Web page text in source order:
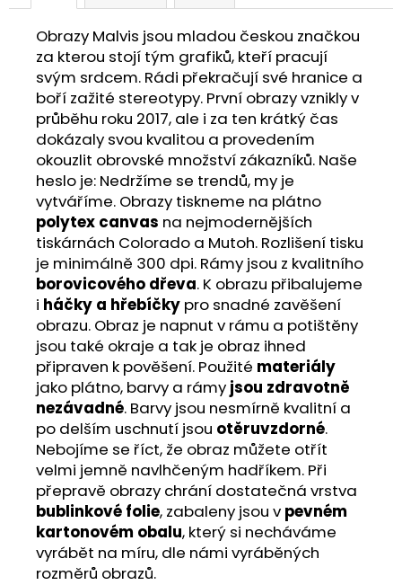
Obrazy Malvis jsou mladou českou značkou
za kterou stojí tým grafiků, kteří pracují
svým srdcem. Rádi překračují své hranice a
boří zažité stereotypy. První obrazy vznikly v
průběhu roku 2017, ale i za ten krátký čas
dokázaly svou kvalitou a provedením
okouzlit obrovské množství zákazníků. Naše
heslo je: Nedržíme se trendů, my je
vytváříme. Obrazy tiskneme na plátno
polytex canvas na nejmodernějších
tiskárnách Colorado a Mutoh. Rozlišení tisku
je minimálně 300 dpi. Rámy jsou z kvalitního
borovicového dřeva. K obrazu přibalujeme
i háčky a hřebíčky pro snadné zavěšení
obrazu. Obraz je napnut v rámu a potištěny
jsou také okraje a tak je obraz ihned
připraven k pověšení. Použité materiály
jako plátno, barvy a rámy jsou zdravotně
nezávadné. Barvy jsou nesmírně kvalitní a
po delším uschnutí jsou otěruvzdorné.
Nebojíme se říct, že obraz můžete otřít
velmi jemně navlhčeným hadříkem. Při
přepravě obrazy chrání dostatečná vrstva
bublinkové folie, zabaleny jsou v pevném
kartonovém obalu, který si necháváme
vyrábět na míru, dle námi vyráběných
rozměrů obrazů.